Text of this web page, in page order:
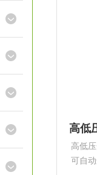
高低
可自